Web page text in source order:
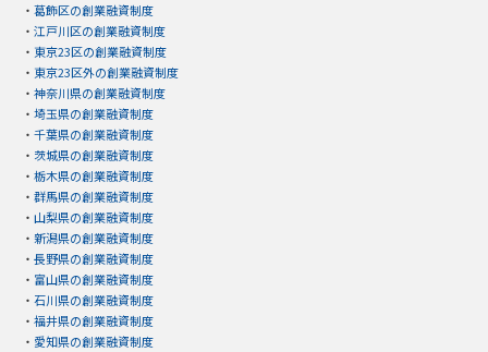
・ 葛飾区の創業融資制度
・ 江戸川区の創業融資制度
・ 東京23区の創業融資制度
・ 東京23区外の創業融資制度
・ 神奈川県の創業融資制度
・ 埼玉県の創業融資制度
・ 千葉県の創業融資制度
・ 茨城県の創業融資制度
・ 栃木県の創業融資制度
・ 群馬県の創業融資制度
・ 山梨県の創業融資制度
・ 新潟県の創業融資制度
・ 長野県の創業融資制度
・ 富山県の創業融資制度
・ 石川県の創業融資制度
・ 福井県の創業融資制度
・ 愛知県の創業融資制度